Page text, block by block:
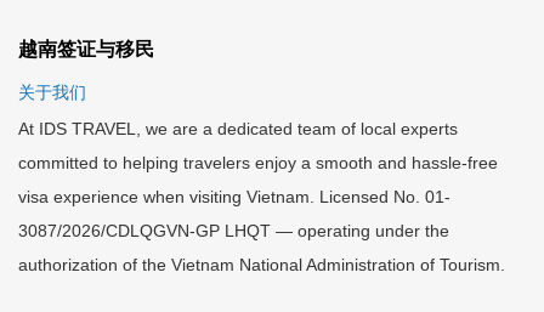
越南签证与移民
关于我们
At IDS TRAVEL, we are a dedicated team of local experts
committed to helping travelers enjoy a smooth and hassle-free
visa experience when visiting Vietnam. Licensed No. 01-
3087/2026/CDLQGVN-GP LHQT — operating under the
authorization of the Vietnam National Administration of Tourism.